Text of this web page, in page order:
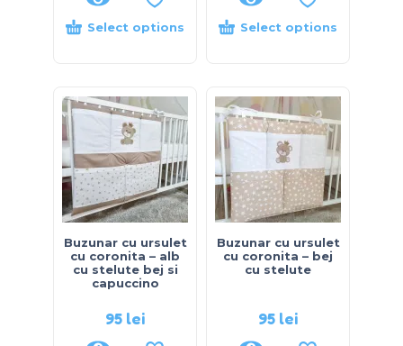
Select options Select options
Buzunar cu ursulet
cu coronita – alb
cu stelute bej si
capuccino
95 lei
Buzunar cu ursulet
cu coronita – bej
cu stelute
95 lei